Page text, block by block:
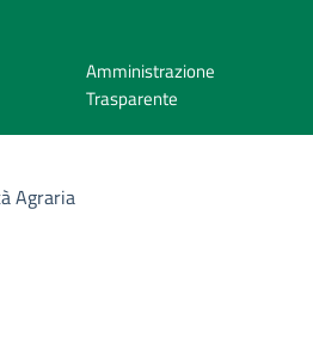
Amministrazione
Trasparente
Agraria